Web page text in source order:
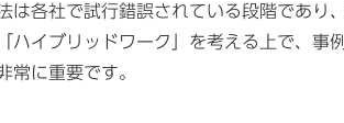
は各社で試行錯誤されている段階であり
ハイブリッドワーク」を考える上で、事
常に重要です。